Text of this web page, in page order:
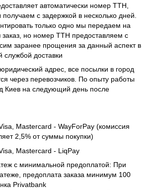
автоматически номер ТТН,
с задержкой в несколько дней.
только одно мы передаем на
но номер ТТН предоставляем с
заранее прощения за данный аспект в
службой доставки
адрес, все посылки в город
через перевозчиков. По опыту работы
Киев на следующий день после
Mastercard - WayForPay (комиссия
2,5% от суммы покупки)
Mastercard - LiqPay
с минимальной предоплатой: При
предоплата заказа минимум 100
Privatbank